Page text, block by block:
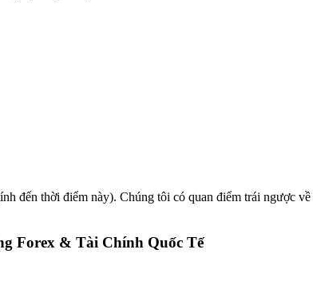
đến thời điểm này). Chúng tôi có quan điểm trái ngược
Forex & Tài Chính Quốc Tế